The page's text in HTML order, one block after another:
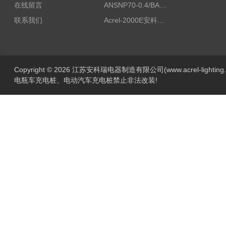
在线留言
联系我们
ANSNP70-0.4/BANSNP中线安防保护器 治理三相不平衡
Acrel-2000E安科瑞Acrel配电室综合监控系统
Copyright © 2026 江苏安科瑞电器制造有限公司(www.acrel-
电瓶车充电桩、电动汽车充电桩禁止非法改装!